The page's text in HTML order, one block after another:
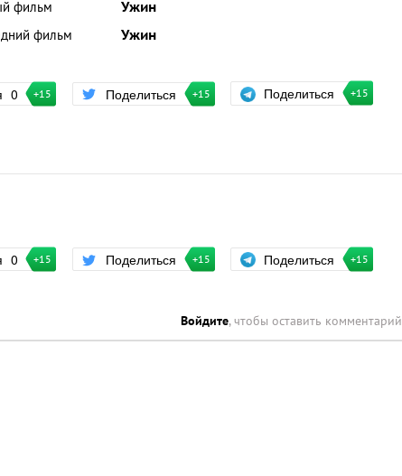
фильм
Ужин
фильм
Ужин
0 +15 Поделиться +15 Поделиться +15
0 +15 Поделиться +15 Поделиться +15
Войдите, чтобы оставить комментарий